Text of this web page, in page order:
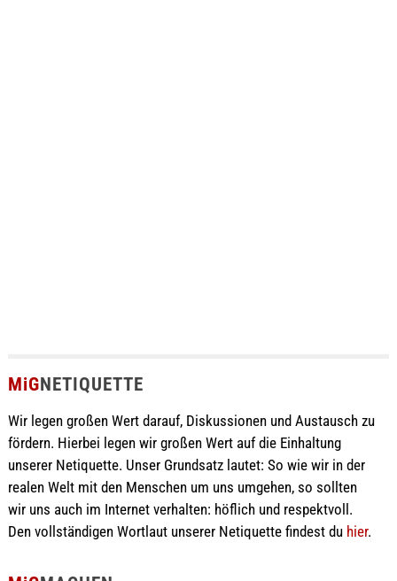
MiGNETIQUETTE
Wir legen großen Wert darauf, Diskussionen und Austausch zu
fördern. Hierbei legen wir großen Wert auf die Einhaltung
unserer Netiquette. Unser Grundsatz lautet: So wie wir in der
realen Welt mit den Menschen um uns umgehen, so sollten
wir uns auch im Internet verhalten: höflich und respektvoll.
Den vollständigen Wortlaut unserer Netiquette findest du hier.